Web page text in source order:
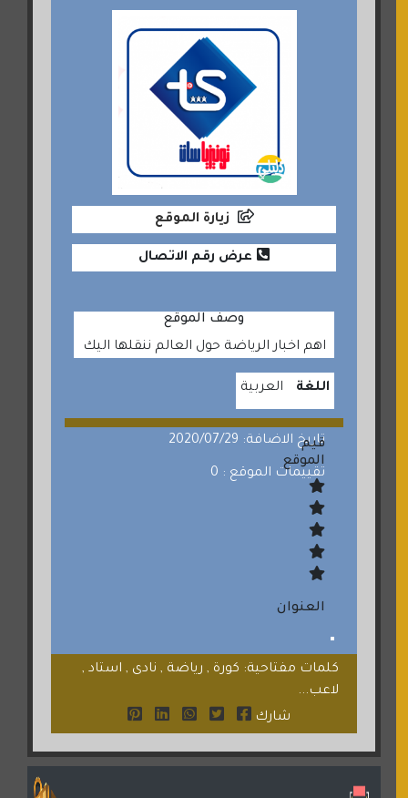
زيارة الموقع
عرض رقم الاتصال
وصف الموقع
اهم اخبار الرياضة حول العالم ننقلها اليك
اللغة العربية
تاريخ الاضافة: 2020/07/29
تقييمات الموقع : 0
قيم
الموقع
العنوان
كلمات مفتاحية: كورة , رياضة , نادى , استاد ,
لاعب...
شارك